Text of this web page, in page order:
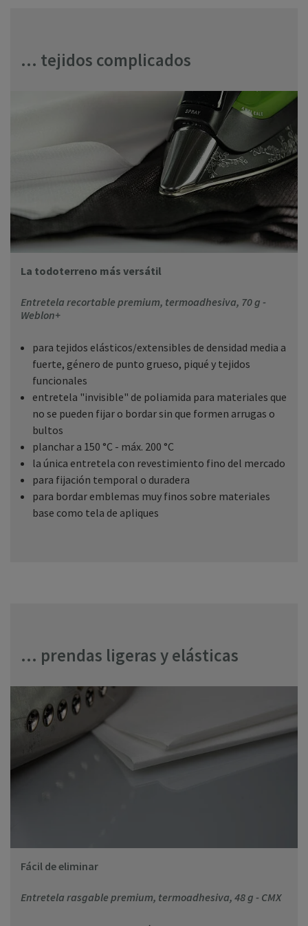
... tejidos complicados
La todoterreno más versátil
Entretela recortable premium, termoadhesiva, 70 g -
Weblon+
para tejidos elásticos/extensibles de densidad media a
fuerte, género de punto grueso, piqué y tejidos
funcionales
entretela "invisible" de poliamida para materiales que
no se pueden fijar o bordar sin que formen arrugas o
bultos
planchar a 150 °C - máx. 200 °C
la única entretela con revestimiento fino del mercado
para fijación temporal o duradera
para bordar emblemas muy finos sobre materiales
base como tela de apliques
... prendas ligeras y elásticas
Fácil de eliminar
Entretela rasgable premium, termoadhesiva, 48 g - CMX